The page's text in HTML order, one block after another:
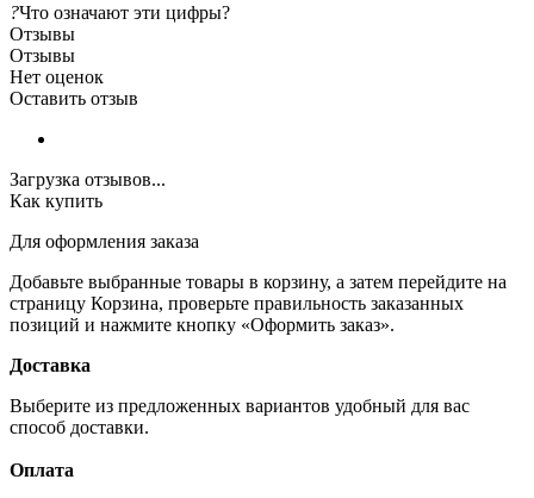
?Что означают эти цифры?
Отзывы
Отзывы
Нет оценок
Оставить отзыв
Загрузка отзывов...
Как купить
Для оформления заказа
Добавьте выбранные товары в корзину, а затем перейдите на
страницу Корзина, проверьте правильность заказанных
позиций и нажмите кнопку «Оформить заказ».
Доставка
Выберите из предложенных вариантов удобный для вас
способ доставки.
Оплата